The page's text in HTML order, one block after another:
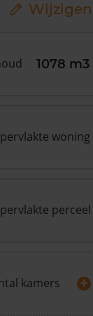
Wijzigen
1078 m3
woning
perceel
kamers +